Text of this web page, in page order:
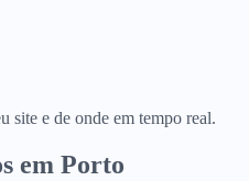
site e de onde em tempo real.
em Porto